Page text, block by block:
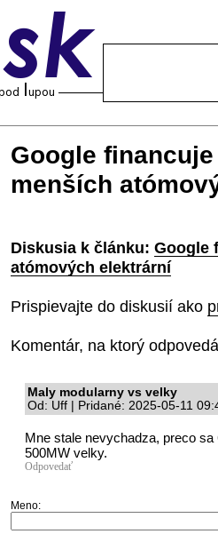
Google
menších
Diskusia k článku: Google
atómových elektrární
Prispievajte do diskusií ako
Komentár, na ktorý
Maly modularny vs velky
Od: Uff | Pridané: 2025-05-11
Mne stale nevychadza, preco
500MW velky.
Odpovedať
Meno: